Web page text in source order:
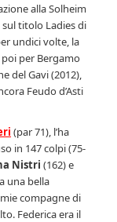
alla Solheim
titolo Ladies di
undici volte, la
poi per Bergamo
del Gavi (2012),
Feudo d’Asti
(par 71), l’ha
in 147 colpi (75-
Nistri (162) e
una bella
compagne di
Federica era il